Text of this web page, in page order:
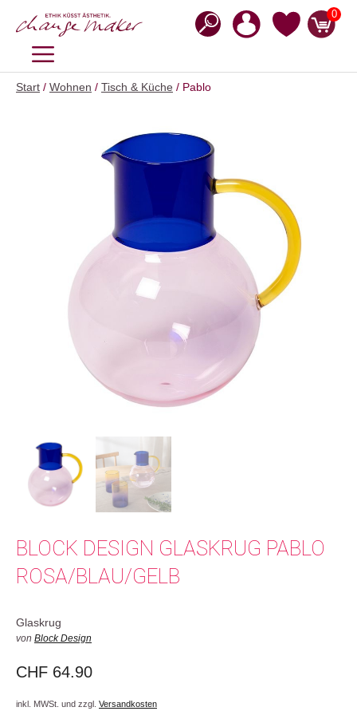
Inhalt
0
MENÜ
Start / Wohnen / Tisch & Küche / Pablo
BLOCK DESIGN GLASKRUG PABLO
ROSA/BLAU/GELB
Glaskrug
von Block Design
CHF 64.90
inkl. MWSt. und zzgl. Versandkosten